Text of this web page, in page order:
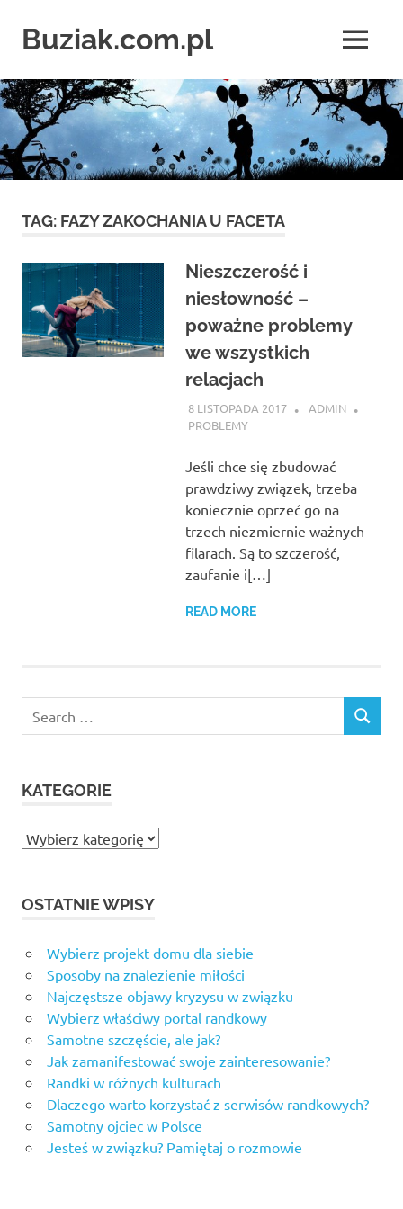
contentBuziak.com.pl
o
portalach
randkowych
MENU
TAG: FAZY ZAKOCHANIA U FACETA
Nieszczerość i
niesłowność –
poważne problemy
we wszystkich
relacjach
8 LISTOPADA 2017
ADMIN
PROBLEMY
Jeśli chce się zbudować
prawdziwy związek, trzeba
koniecznie oprzeć go na
trzech niezmiernie ważnych
filarach. Są to szczerość,
zaufanie i[…]
READ MORE
for:
SEARCH
KATEGORIE
Kategorie
OSTATNIE WPISY
Wybierz projekt domu dla siebie
Sposoby na znalezienie miłości
Najczęstsze objawy kryzysu w związku
Wybierz właściwy portal randkowy
Samotne szczęście, ale jak?
Jak zamanifestować swoje zainteresowanie?
Randki w różnych kulturach
Dlaczego warto korzystać z serwisów randkowych?
Samotny ojciec w Polsce
Jesteś w związku? Pamiętaj o rozmowie